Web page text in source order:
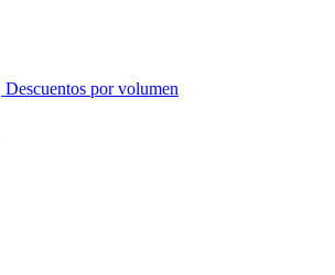
Descuentos por volumen